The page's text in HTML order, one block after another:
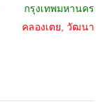
กรุงเทพมหานคร
คลองเตย, วัฒนา